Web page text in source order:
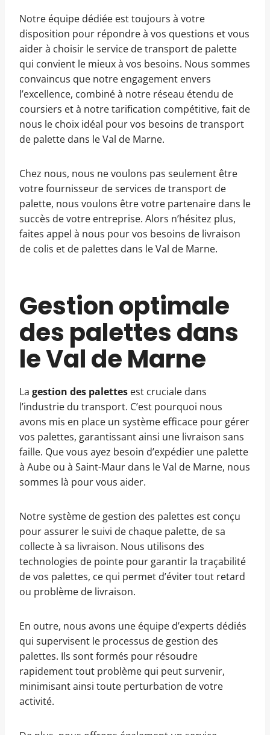
Notre équipe dédiée est toujours à votre
disposition pour répondre à vos questions et vous
aider à choisir le service de transport de palette
qui convient le mieux à vos besoins. Nous sommes
convaincus que notre engagement envers
l’excellence, combiné à notre réseau étendu de
coursiers et à notre tarification compétitive, fait de
nous le choix idéal pour vos besoins de transport
de palette dans le Val de Marne.
Chez nous, nous ne voulons pas seulement être
votre fournisseur de services de transport de
palette, nous voulons être votre partenaire dans le
succès de votre entreprise. Alors n’hésitez plus,
faites appel à nous pour vos besoins de livraison
de colis et de palettes dans le Val de Marne.
Gestion optimale
des palettes dans
le Val de Marne
La gestion des palettes est cruciale dans
l’industrie du transport. C’est pourquoi nous
avons mis en place un système efficace pour gérer
vos palettes, garantissant ainsi une livraison sans
faille. Que vous ayez besoin d’expédier une palette
à Aube ou à Saint-Maur dans le Val de Marne, nous
sommes là pour vous aider.
Notre système de gestion des palettes est conçu
pour assurer le suivi de chaque palette, de sa
collecte à sa livraison. Nous utilisons des
technologies de pointe pour garantir la traçabilité
de vos palettes, ce qui permet d’éviter tout retard
ou problème de livraison.
En outre, nous avons une équipe d’experts dédiés
qui supervisent le processus de gestion des
palettes. Ils sont formés pour résoudre
rapidement tout problème qui peut survenir,
minimisant ainsi toute perturbation de votre
activité.